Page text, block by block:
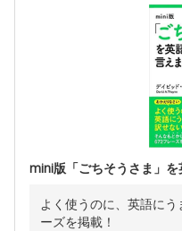
mini版「ごちそうさま」
よく使うのに、英語に
ーズを掲載！